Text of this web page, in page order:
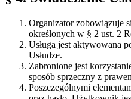
Organizator zobowiązuje
określonych w § 2 ust. 2
Usługa jest aktywowana
Usłudze.
Zabronione jest
sposób sprzeczny z
Poszczególnymi